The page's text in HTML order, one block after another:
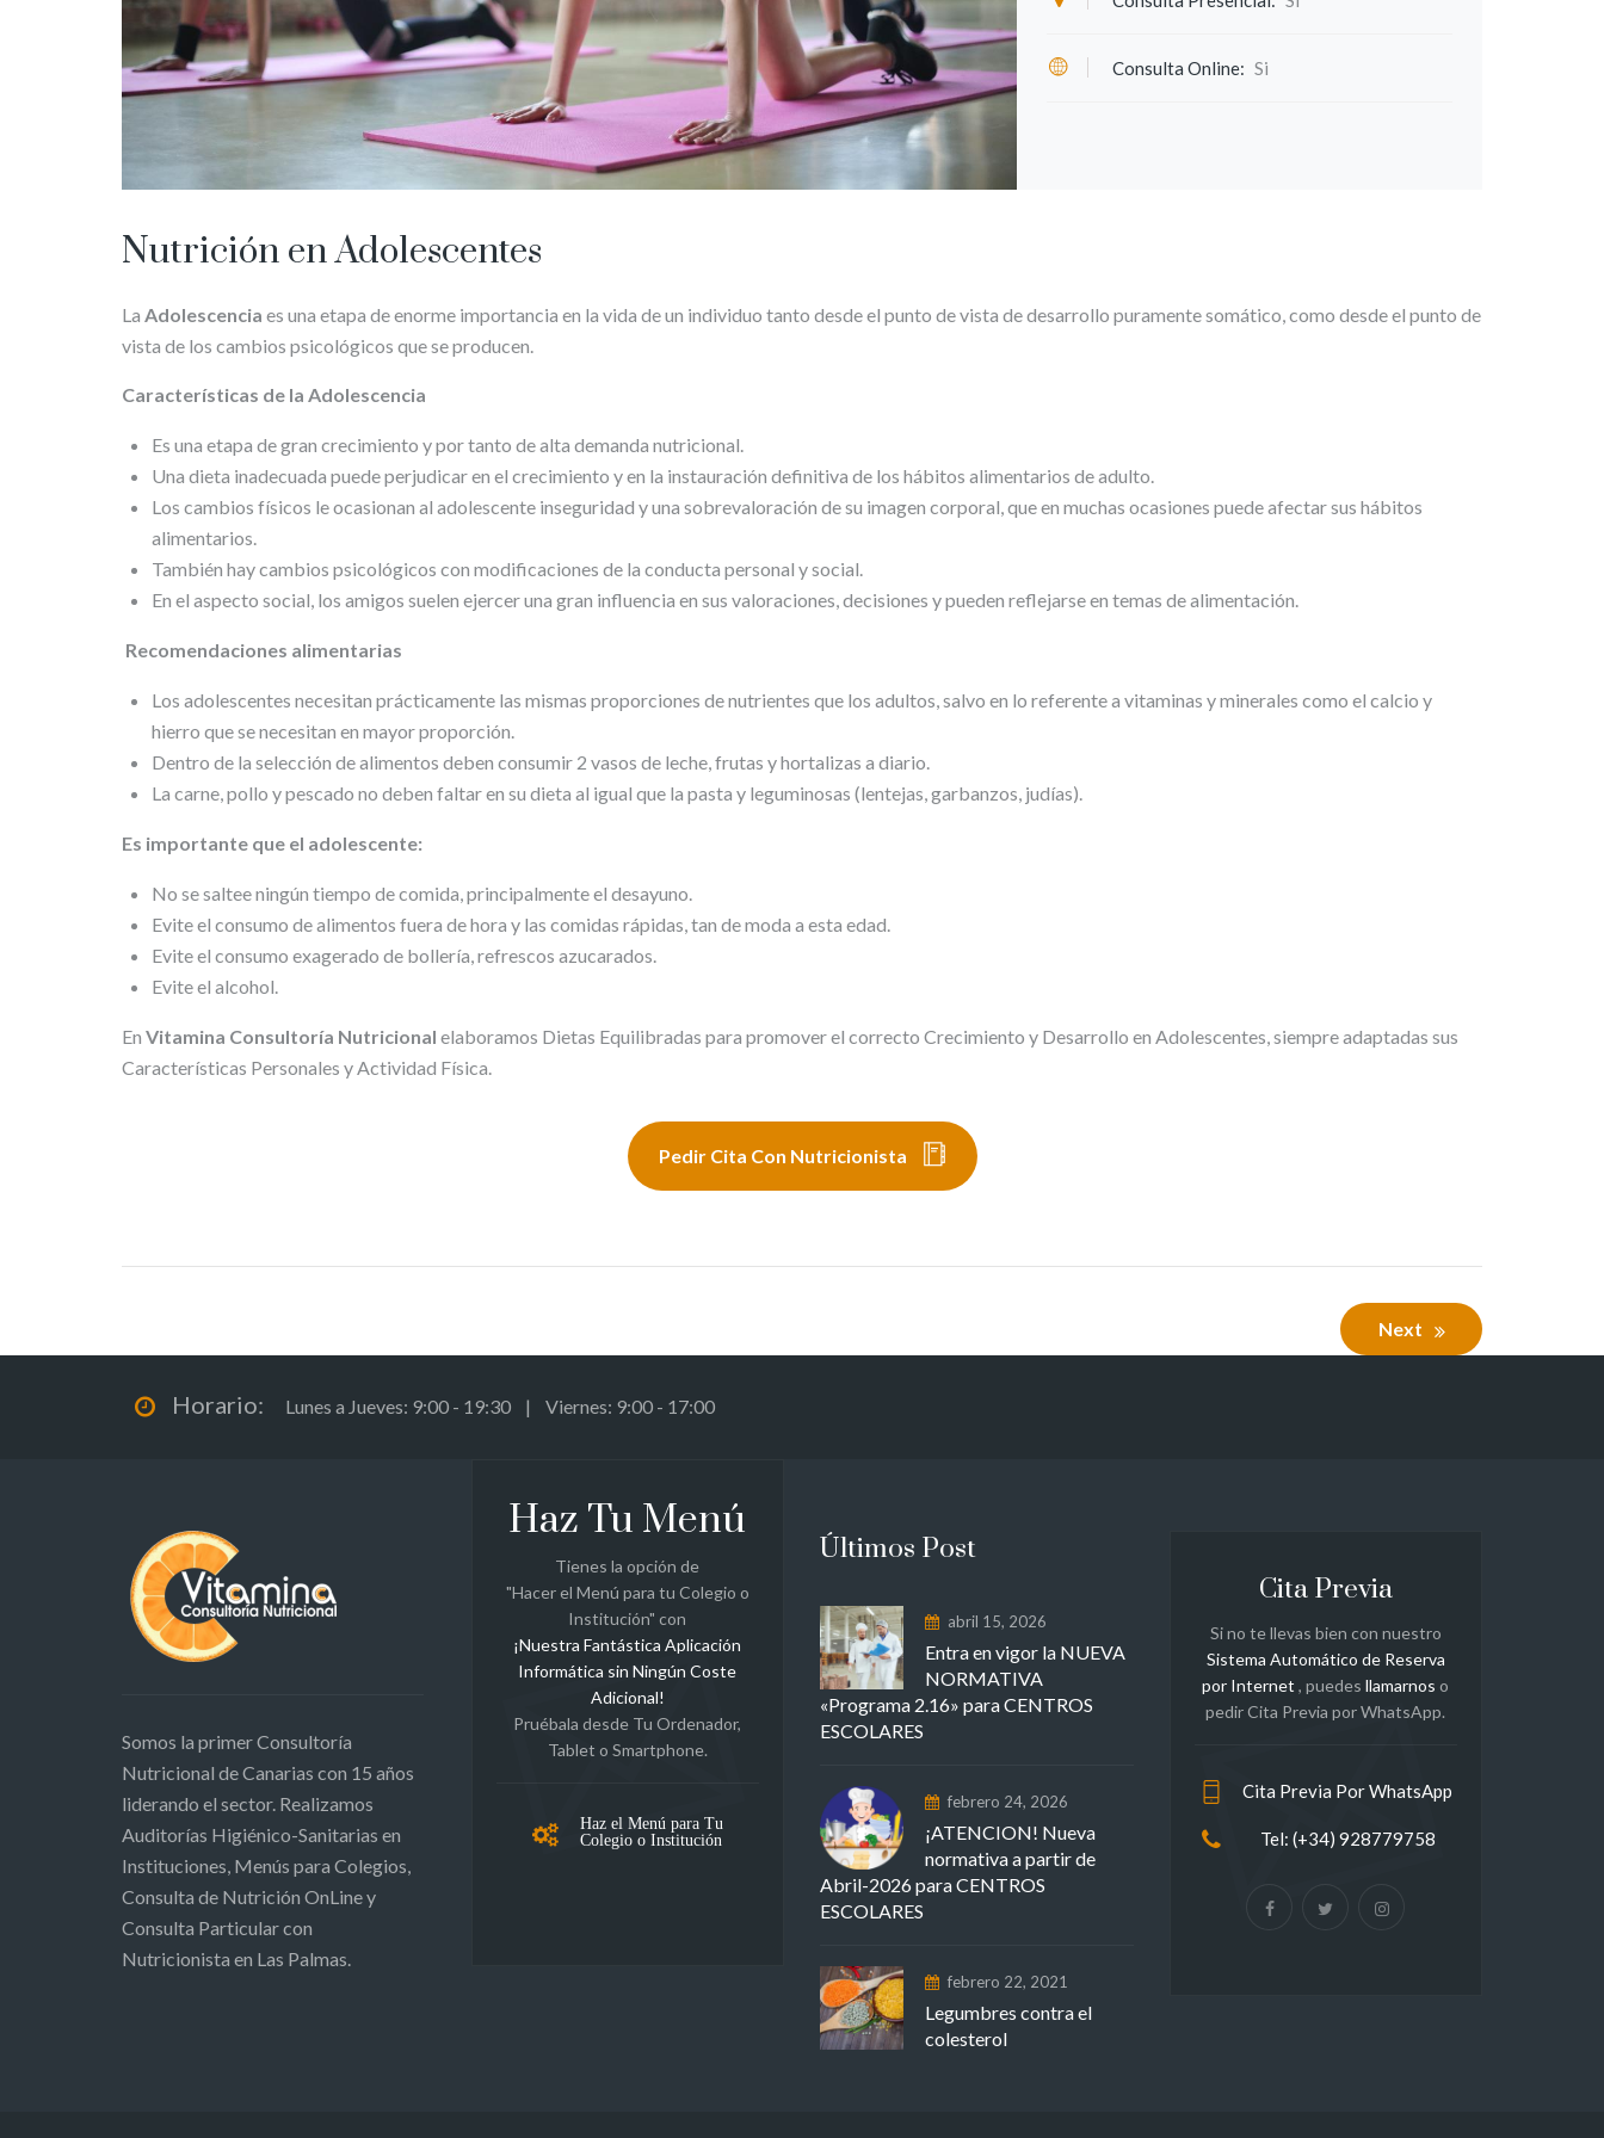
Consulta Online: Si
Nutrición en Adolescentes
La Adolescencia es una etapa de enorme importancia en la vida de un individuo tanto desde el punto de vista de desarrollo puramente somático, como desde el punto de
vista de los cambios psicológicos que se producen.
Características de la Adolescencia
Es una etapa de gran crecimiento y por tanto de alta demanda nutricional.
Una dieta inadecuada puede perjudicar en el crecimiento y en la instauración definitiva de los hábitos alimentarios de adulto.
Los cambios físicos le ocasionan al adolescente inseguridad y una sobrevaloración de su imagen corporal, que en muchas ocasiones puede afectar sus hábitos
alimentarios.
También hay cambios psicológicos con modificaciones de la conducta personal y social.
En el aspecto social, los amigos suelen ejercer una gran influencia en sus valoraciones, decisiones y pueden reflejarse en temas de alimentación.
Recomendaciones alimentarias
Los adolescentes necesitan prácticamente las mismas proporciones de nutrientes que los adultos, salvo en lo referente a vitaminas y minerales como el calcio y
hierro que se necesitan en mayor proporción.
Dentro de la selección de alimentos deben consumir 2 vasos de leche, frutas y hortalizas a diario.
La carne, pollo y pescado no deben faltar en su dieta al igual que la pasta y leguminosas (lentejas, garbanzos, judías).
Es importante que el adolescente:
No se saltee ningún tiempo de comida, principalmente el desayuno.
Evite el consumo de alimentos fuera de hora y las comidas rápidas, tan de moda a esta edad.
Evite el consumo exagerado de bollería, refrescos azucarados.
Evite el alcohol.
En Vitamina Consultoría Nutricional elaboramos Dietas Equilibradas para promover el correcto Crecimiento y Desarrollo en Adolescentes, siempre adaptadas sus
Características Personales y Actividad Física.
Pedir Cita Con Nutricionista
de
entradas
Next
Horario: Lunes a Jueves: 9:00 - 19:30 | Viernes: 9:00 - 17:00
Somos la primer Consultoría
Nutricional de Canarias con 15 años
liderando el sector. Realizamos
Auditorías Higiénico-Sanitarias en
Instituciones, Menús para Colegios,
Consulta de Nutrición OnLine y
Consulta Particular con
Nutricionista en Las Palmas.
Haz Tu Menú
Tienes la opción de
"Hacer el Menú para tu Colegio o
Institución" con
¡Nuestra Fantástica Aplicación
Informática sin Ningún Coste
Adicional!
Pruébala desde Tu Ordenador,
Tablet o Smartphone.
Haz el Menú para Tu
Colegio o Institución
Últimos Post
abril 15, 2026
Entra en vigor la NUEVA
NORMATIVA
«Programa 2.16» para CENTROS
ESCOLARES
febrero 24, 2026
¡ATENCION! Nueva
normativa a partir de
Abril-2026 para CENTROS
ESCOLARES
febrero 22, 2021
Legumbres contra el
colesterol
Cita Previa
Si no te llevas bien con nuestro
Sistema Automático de Reserva
por Internet , puedesllamarnos o
pedir Cita Previa por WhatsApp.
Cita Previa Por WhatsApp
Tel: (+34) 928779758